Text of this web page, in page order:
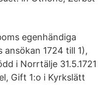
egenhändiga
ansökan 1724 till 1),
i Norrtälje 31.5.1721
Gift 1:o i Kyrkslätt